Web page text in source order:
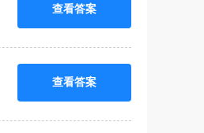
查看答案
查看答案